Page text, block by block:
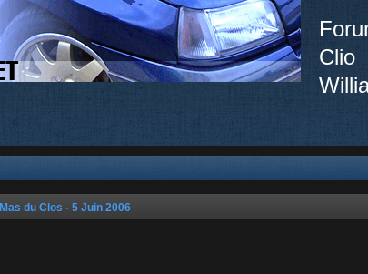
Clio
Mas du Clos - 5 Juin 2006